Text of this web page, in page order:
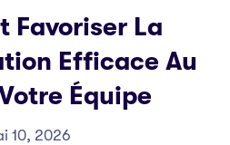
Favoriser La
Efficace Au
Équipe
10, 2026